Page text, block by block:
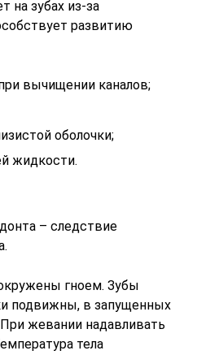
на зубах из-за
развитию
вычищении каналов;
оболочки;
жидкости.
– следствие
гноем. Зубы
подвижны, в запущенных
жевании надавливать
тела